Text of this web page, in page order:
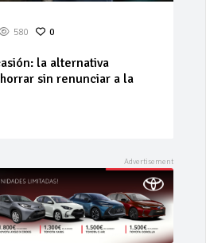
199 0
comienza a perfilarse